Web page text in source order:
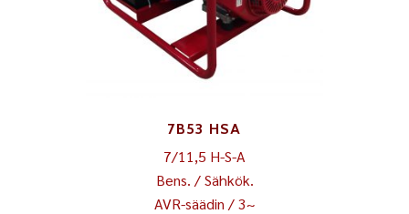
7B53 HSA
7/11,5 H-S-A
Bens. / Sähkök.
AVR-säädin / 3~